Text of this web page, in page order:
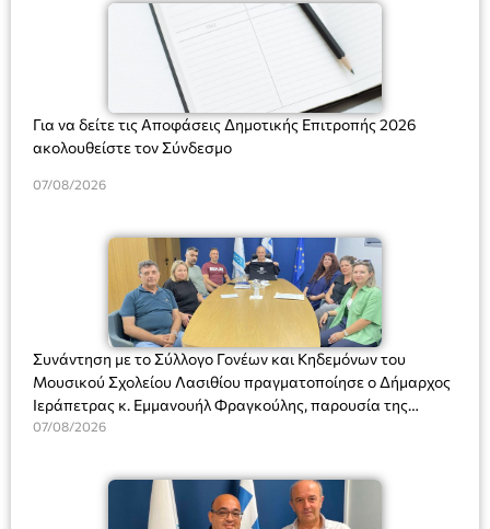
Για να δείτε τις Αποφάσεις Δημοτικής Επιτροπής 2026
ακολουθείστε τον Σύνδεσμο
07/08/2026
Συνάντηση με το Σύλλογο Γονέων και Κηδεμόνων του
Μουσικού Σχολείου Λασιθίου πραγματοποίησε ο Δήμαρχος
Ιεράπετρας κ. Εμμανουήλ Φραγκούλης, παρουσία της
Διευθύντριας του σχολείου κας Μαριάννας Χαΐτα.
07/08/2026